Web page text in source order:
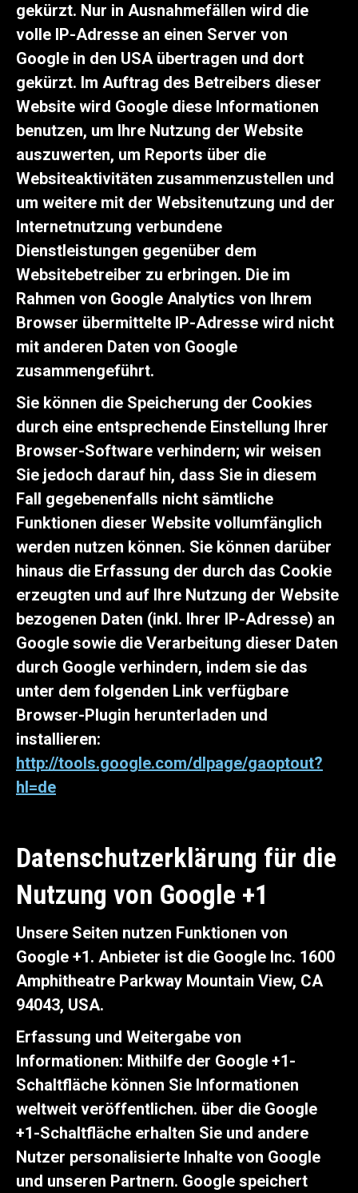
gekürzt. Nur in Ausnahmefällen wird die
volle IP-Adresse an einen Server von
Google in den USA übertragen und dort
gekürzt. Im Auftrag des Betreibers dieser
Website wird Google diese Informationen
benutzen, um Ihre Nutzung der Website
auszuwerten, um Reports über die
Websiteaktivitäten zusammenzustellen und
um weitere mit der Websitenutzung und der
Internetnutzung verbundene
Dienstleistungen gegenüber dem
Websitebetreiber zu erbringen. Die im
Rahmen von Google Analytics von Ihrem
Browser übermittelte IP-Adresse wird nicht
mit anderen Daten von Google
zusammengeführt.
Sie können die Speicherung der Cookies
durch eine entsprechende Einstellung Ihrer
Browser-Software verhindern; wir weisen
Sie jedoch darauf hin, dass Sie in diesem
Fall gegebenenfalls nicht sämtliche
Funktionen dieser Website vollumfänglich
werden nutzen können. Sie können darüber
hinaus die Erfassung der durch das Cookie
erzeugten und auf Ihre Nutzung der Website
bezogenen Daten (inkl. Ihrer IP-Adresse) an
Google sowie die Verarbeitung dieser Daten
durch Google verhindern, indem sie das
unter dem folgenden Link verfügbare
Browser-Plugin herunterladen und
installieren:
http://tools.google.com/dlpage/gaoptout?
hl=de
Datenschutzerklärung für die
Nutzung von Google +1
Unsere Seiten nutzen Funktionen von
Google +1. Anbieter ist die Google Inc. 1600
Amphitheatre Parkway Mountain View, CA
94043, USA.
Erfassung und Weitergabe von
Informationen: Mithilfe der Google +1-
Schaltfläche können Sie Informationen
weltweit veröffentlichen. über die Google
+1-Schaltfläche erhalten Sie und andere
Nutzer personalisierte Inhalte von Google
und unseren Partnern. Google speichert